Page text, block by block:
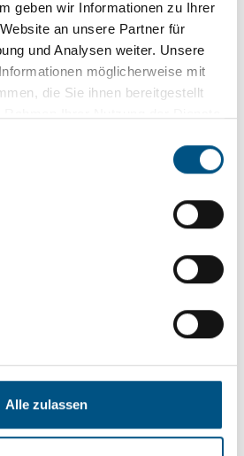
geben wir Informationen zu Ihrer
an unsere Partner für
und Analysen weiter. Unsere
möglicherweise mit
die Sie ihnen bereitgestellt
Alle zulassen